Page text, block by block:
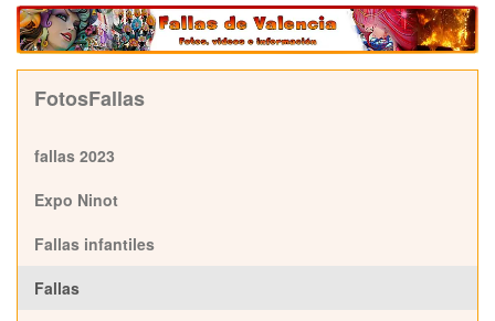
FotosFallas
fallas 2023
Expo Ninot
Fallas infantiles
Fallas